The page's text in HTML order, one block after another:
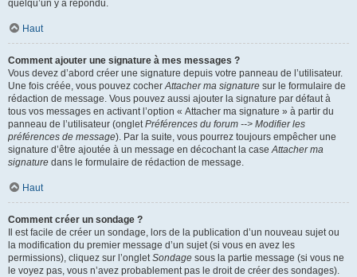
quelqu’un y a répondu.
Haut
Comment ajouter une signature à mes messages ?
Vous devez d’abord créer une signature depuis votre panneau de l’utilisateur.
Une fois créée, vous pouvez cocherAttacher ma signature sur le formulaire de
rédaction de message. Vous pouvez aussi ajouter la signature par défaut à
tous vos messages en activant l’option « Attacher ma signature » à partir du
panneau de l’utilisateur (ongletPréférences du forum --> Modifier les
préférences de message). Par la suite, vous pourrez toujours empêcher une
signature d’être ajoutée à un message en décochant la caseAttacher ma
signature dans le formulaire de rédaction de message.
Haut
Comment créer un sondage ?
Il est facile de créer un sondage, lors de la publication d’un nouveau sujet ou
la modification du premier message d’un sujet (si vous en avez les
permissions), cliquez sur l’ongletSondage sous la partie message (si vous ne
le voyez pas, vous n’avez probablement pas le droit de créer des sondages).